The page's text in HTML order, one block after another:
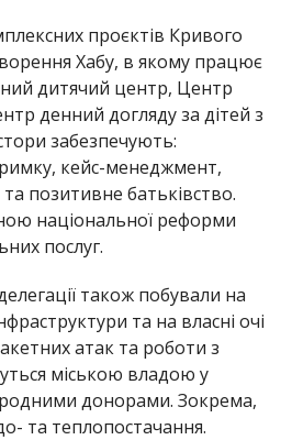
проєктів Кривого
Хабу, в якому працює
дитячий центр, Центр
денний догляду за дітей з
забезпечують:
кейс-менеджмент,
позитивне батьківство.
національної реформи
послуг.
також побували на
та на власні очі
атак та роботи з
міською владою у
донорами. Зокрема,
та теплопостачання.